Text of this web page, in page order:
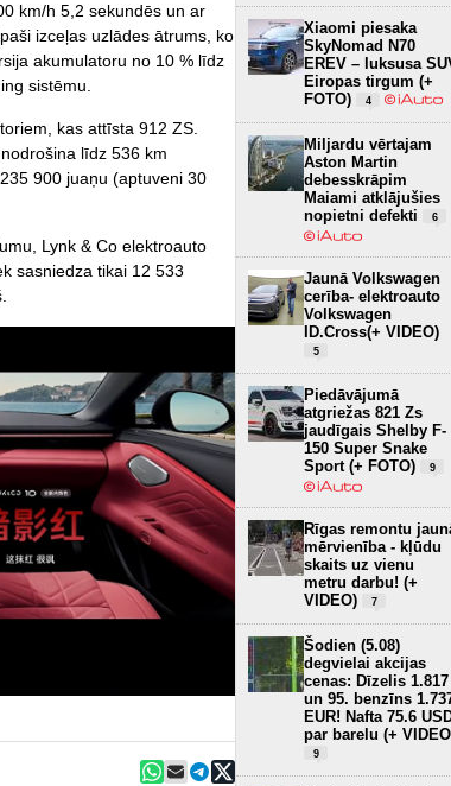
km/h 5,2 sekundēs un ar
izceļas uzlādes ātrums, ko
akumulatoru no 10 % līdz
sistēmu.
kas attīsta 912 ZS.
līdz 536 km
900 juaņu (aptuveni 30
Lynk & Co elektroauto
sasniedza tikai 12 533
Xiaomi piesaka
SkyNomad N70
EREV – luksusa
Eiropas tirgum (+
FOTO)
4
Miljardu vērtajam
Aston Martin
debesskrāpim
Maiami atklājušies
nopietni defekti
6
Jaunā Volkswagen
cerība- elektroauto
Volkswagen
ID.Cross(+ VIDEO)
5
Piedāvājumā
atgriežas 821 Zs
jaudīgais Shelby F-
150 Super Snake
Sport (+ FOTO)
9
Rīgas remontu
mērvienība - kļūdu
skaits uz vienu
metru darbu! (+
VIDEO)
7
Šodien (5.08)
degvielai akcijas
cenas: Dīzelis 1.817
un 95. benzīns
EUR! Nafta 75.6
par barelu (+
9